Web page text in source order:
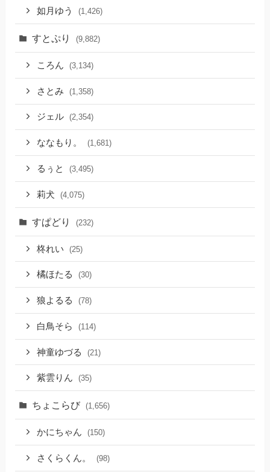
如月ゆう (1,426)
すとぷり (9,882)
ころん (3,134)
さとみ (1,358)
ジェル (2,354)
ななもり。 (1,681)
るぅと (3,495)
莉犬 (4,075)
すぱどり (232)
柊れい (25)
橘ほたる (30)
狼よるる (78)
白鳥そら (114)
神童ゆづる (21)
紫雲りん (35)
ちょこらび (1,656)
かにちゃん (150)
さくらくん。 (98)